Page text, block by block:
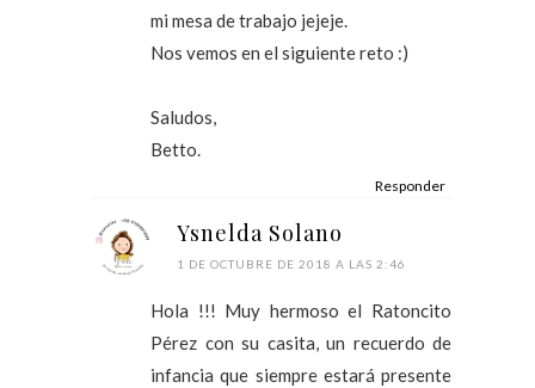
mi mesa de trabajo jejeje.
Nos vemos en el siguiente reto :)
Saludos,
Betto.
Responder
Ysnelda Solano
1 DE OCTUBRE DE 2018 A LAS 2:46
Hola !!! Muy hermoso el Ratoncito
Pérez con su casita, un recuerdo de
infancia que siempre estará presente